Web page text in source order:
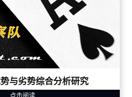
与劣势综合分析研究
点击阅读